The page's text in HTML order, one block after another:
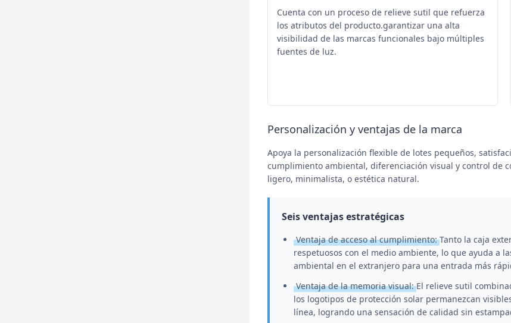
Cuenta con un proceso de relieve sutil que refuerza
los atributos del producto.garantizar una alta
visibilidad de las marcas funcionales bajo múltiples
fuentes de luz.
Personalización y ventajas de la marca
Apoya la personalización flexible de lotes pequeños,
cumplimiento ambiental, diferenciación visual y control de
ligero, minimalista, o estética natural.
Seis ventajas estratégicas
Ventaja de acceso al cumplimiento: Tanto la caja
respetuosos con el medio ambiente, lo que ayuda a
ambiental en el extranjero para una entrada más
Ventaja de la memoria visual: El relieve sutil
los logotipos de protección solar permanezcan
línea, logrando una sensación de calidad sin